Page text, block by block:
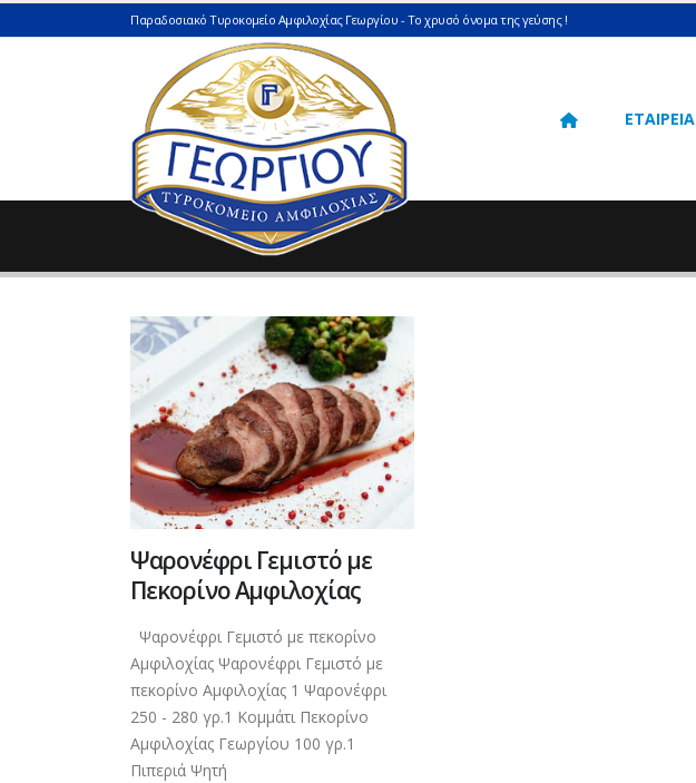
Παραδοσιακό Τυροκομείο Αμφιλοχίας Γεωργίου - Το χρυσό όνομα της γεύσης !
ΕΤΑΙΡΕΙΑ
Ψαρονέφρι Γεμιστό με
Πεκορίνο Αμφιλοχίας
Ψαρονέφρι Γεμιστό με πεκορίνο
Αμφιλοχίας Ψαρονέφρι Γεμιστό με
πεκορίνο Αμφιλοχίας 1 Ψαρονέφρι
250 - 280 γρ.1 Κομμάτι Πεκορίνο
Αμφιλοχίας Γεωργίου 100 γρ.1
Πιπεριά Ψητή